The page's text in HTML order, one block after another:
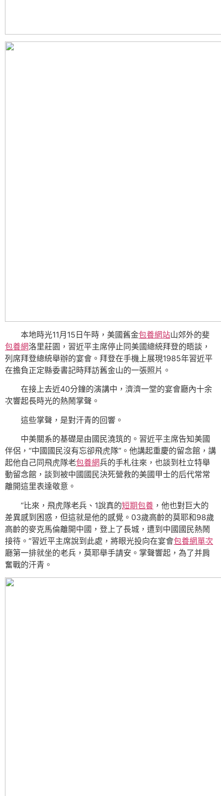
本地時光11月15日午時，美國舊金包養網站山郊外的斐
包養網洛里莊園，習近平主席停止同美國總統拜登的晤談，
列席拜登總統舉辦的宴會。拜登在手機上展現1985年習近平
在擔負正定縣委書記時拜訪舊金山的一張照片。
在接上去近40分鐘的演講中，濟濟一堂的宴會廳內十余
次響起長時光的熱鬧掌聲。
這些掌聲，是對汗青的回響。
中美關系的基礎是由國民澆筑的。習近平主席告知美國
伴侶，“中國國民沒有忘卻飛虎隊”。他講起重慶的留念館，講
起他自己同飛虎隊老包養網兵的手札往來，也談到杜立特舉
動留念館，談到被中國國民決死營救的美國甲士的后代常常
離開這里表達敬意。
“比來，飛虎隊老兵、1說真的短期包養 ，他也對巨大的
差異感到困惑，但這就是他的感覺。03歲高齡的莫耶和98歲
高齡的麥克馬倫離開中國，登上了長城，遭到中國國民熱鬧
接待。”習近平主席說到此處，將眼光投向在宴會包養網單次
廳第一排就坐的老兵，莫耶舉手請安。掌聲響起，為了并肩
奮戰的汗青。